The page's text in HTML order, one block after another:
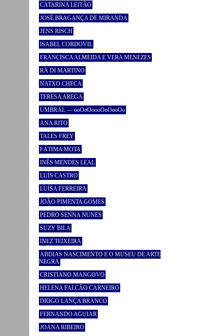
CATARINA LEITÃO
JOSÉ BRAGANÇA DE MIRANDA
JENS RISCH
ISABEL CORDOVIL
FRANCISCA ALMEIDA E VERA MENEZES
RÄ DI MARTINO
NATXO CHECA
TERESA AREGA
UMBRAL — ooOoOoooOoOooOo
ANA RITO
TALES FREY
FÁTIMA MOTA
INÊS MENDES LEAL
LUÍS CASTRO
LUÍSA FERREIRA
JOÃO PIMENTA GOMES
PEDRO SENNA NUNES
SUZY BILA
INEZ TEIXEIRA
ABDIAS NASCIMENTO E O MUSEU DE ARTE
NEGRA
CRISTIANO MANGOVO
HELENA FALCÃO CARNEIRO
DIOGO LANÇA BRANCO
FERNANDO AGUIAR
JOANA RIBEIRO